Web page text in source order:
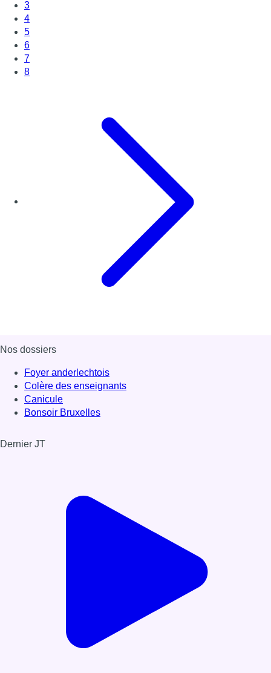
3
4
5
6
7
8
Nos dossiers
Foyer anderlechtois
Colère des enseignants
Canicule
Bonsoir Bruxelles
Dernier JT